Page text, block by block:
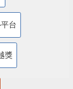
台
獎